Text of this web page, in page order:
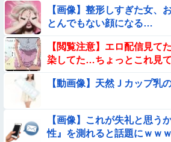
【動画】こういう貧乳の陰女と付き合え
【動画】野犬の群れに襲われた男性、
するｗｗｗｗｗｗｗ
【参考画像】脱がしたら『残念オッパ
★★昨晩、久しぶりに嫁とセックスした
【動画あり】ボーイッシュ美少女「どう
【画像】整形しすぎた女、
とんでもない顔になる…
【閲覧注意】エロ配信見て
染してた…ちょっとこれ見
【動画像】天然Ｊカップ乳
【画像】これが失礼と思う
性』を測れると話題にｗｗ